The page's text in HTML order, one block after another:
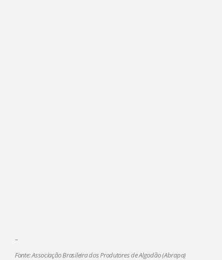
–
Fonte: Associação Brasileira dos Produtores de Algodão (Abrapa)